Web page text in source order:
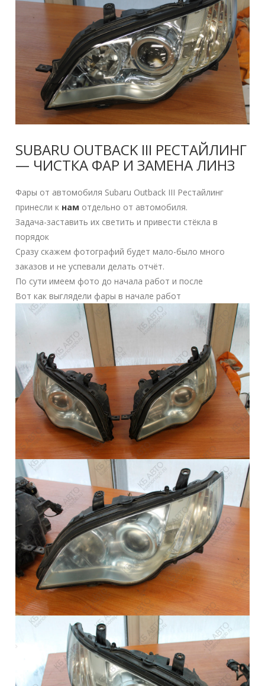
SUBARU OUTBACK III РЕСТАЙЛИНГ
— ЧИСТКА ФАР И ЗАМЕНА ЛИНЗ
Фары от автомобиля Subaru Outback III Рестайлинг
принесли к нам отдельно от автомобиля.
Задача-заставить их светить и привести стёкла в
порядок
Сразу скажем фотографий будет мало-было много
заказов и не успевали делать отчёт.
По сути имеем фото до начала работ и после
Вот как выглядели фары в начале работ